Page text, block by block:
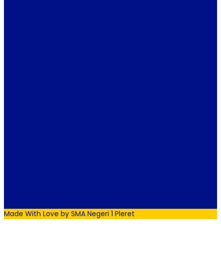
Made With Love by SMA Negeri 1 Pleret